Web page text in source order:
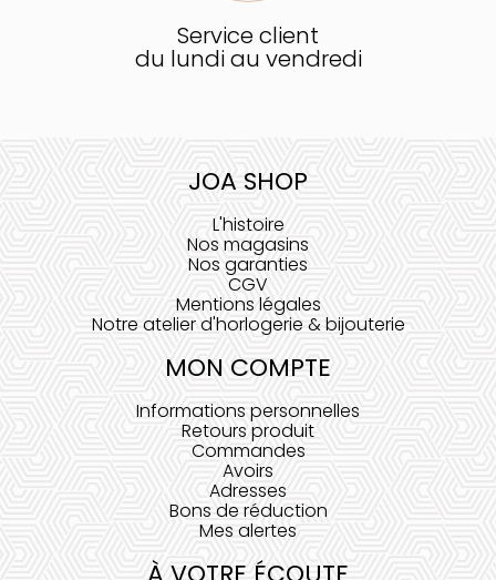
Service client
du lundi au vendredi
JOA SHOP
L'histoire
Nos magasins
Nos garanties
CGV
Mentions légales
Notre atelier d'horlogerie & bijouterie
MON COMPTE
Informations personnelles
Retours produit
Commandes
Avoirs
Adresses
Bons de réduction
Mes alertes